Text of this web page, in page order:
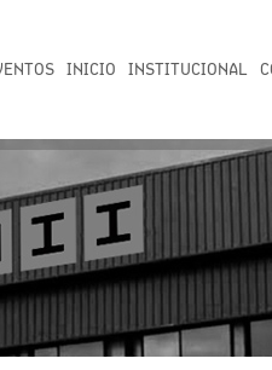
INSTITUCIONAL
INICIO